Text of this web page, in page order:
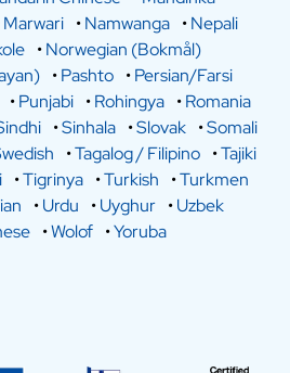
Marwari •Namwanga •Nepali
•Norwegian (Bokmål)
•Pashto •Persian/Farsi
•Punjabi •Rohingya •Romania
•Sinhala •Slovak •Somali
•Tagalog / Filipino •Tajiki
•Tigrinya •Turkish •Turkmen
•Urdu •Uyghur •Uzbek
•Wolof •Yoruba